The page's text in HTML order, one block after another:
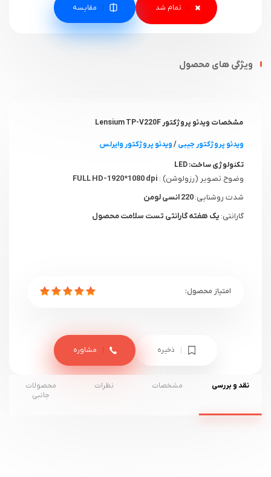
مقایسه
ویژگی های محصول
مشخصات ویدئو پروژکتور Lensium TP-V220F
ویدئو پروژکتور جیبی/ویدئو پروژکتور وایرلس
تکنولوژی ساخت:LED
وضوح تصویر (رزولوشن) :
شدت روشنایی:
گارانتی: یک هفته گارانتی تست سلامت محصول
ذخیره مشاوره
نقد و بررسی مشخصات نظرات
محصولات
جانبی